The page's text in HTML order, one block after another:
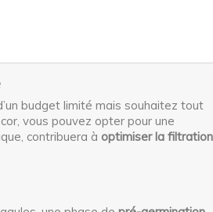
budget limité mais souhaitez tout
vous pouvez opter pour une
contribuera à optimiser la filtration